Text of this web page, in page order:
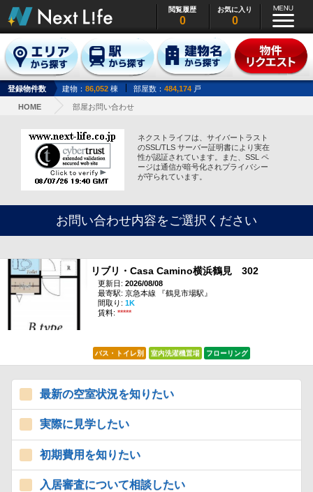
閲覧履歴
0
お気に入り
0
登録物件数 建物： 86,052 棟 部屋数： 484,174 戸
HOME 部屋お問い合わせ
ネクストライフは、サイバートラスト
のSSL/TLS サーバー証明書により実在
性が認証されています。また、SSL ペ
ージは通信が暗号化されプライバシー
が守られています。
お問い合わせ内容をご選択ください
リブリ・Casa Camino横浜鶴見 302
更新日: 2026/08/08
最寄駅: 京急本線 『鶴見市場駅』
間取り: 1K
賃料: *****
バス・トイレ別 室内洗濯機置場 フローリング
最新の空室状況を知りたい
実際に見学したい
初期費用を知りたい
入居審査について相談したい